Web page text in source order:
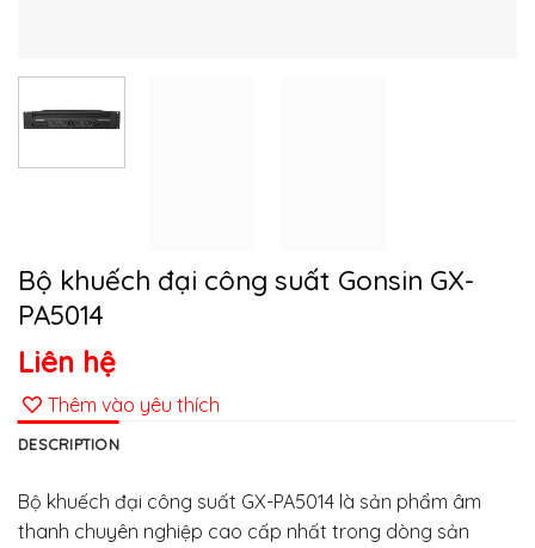
Bộ khuếch đại công suất Gonsin GX-
PA5014
Liên hệ
Thêm vào yêu thích
DESCRIPTION
Bộ khuếch đại công suất GX-PA5014 là sản phẩm âm
thanh chuyên nghiệp cao cấp nhất trong dòng sản